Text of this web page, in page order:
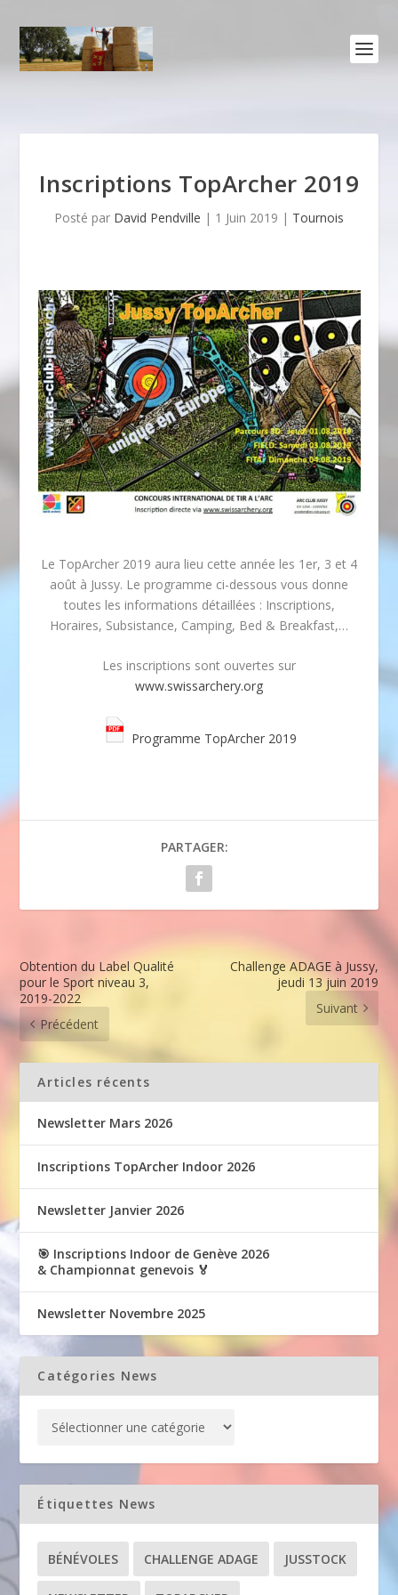
Inscriptions TopArcher 2019
Posté par David Pendville | 1 Juin 2019 | Tournois
Le TopArcher 2019 aura lieu cette année les 1er, 3 et 4
août à Jussy. Le programme ci-dessous vous donne
toutes les informations détaillées : Inscriptions,
Horaires, Subsistance, Camping, Bed & Breakfast,…
Les inscriptions sont ouvertes sur
www.swissarchery.org
Programme TopArcher 2019
PARTAGER:
Obtention du Label Qualité
pour le Sport niveau 3,
2019-2022
Précédent
Challenge ADAGE à Jussy,
jeudi 13 juin 2019
Suivant
Articles récents
Newsletter Mars 2026
Inscriptions TopArcher Indoor 2026
Newsletter Janvier 2026
🎯 Inscriptions Indoor de Genève 2026
& Championnat genevois 🏅
Newsletter Novembre 2025
Catégories News
Étiquettes News
BÉNÉVOLES CHALLENGE ADAGE JUSSTOCK